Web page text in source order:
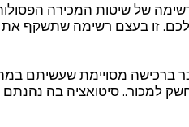
של שיטות המכירה
זו בעצם רשימה שתשקף
ברכישה מסויימת שעשיתם
למכור.. סיטואציה בה